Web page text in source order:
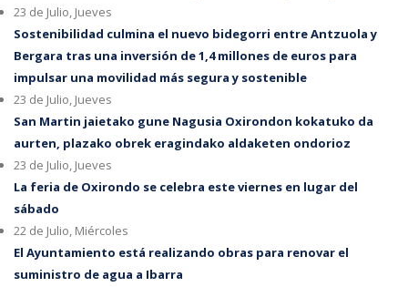
23 de Julio, Jueves
Sostenibilidad culmina el nuevo bidegorri entre Antzuola y
Bergara tras una inversión de 1,4 millones de euros para
impulsar una movilidad más segura y sostenible
23 de Julio, Jueves
San Martin jaietako gune Nagusia Oxirondon kokatuko da
aurten, plazako obrek eragindako aldaketen ondorioz
23 de Julio, Jueves
La feria de Oxirondo se celebra este viernes en lugar del
sábado
22 de Julio, Miércoles
El Ayuntamiento está realizando obras para renovar el
suministro de agua a Ibarra